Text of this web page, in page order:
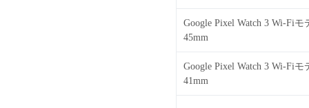
Google Pixel Watch 3 Wi-Fiモ
45mm
Google Pixel Watch 3 Wi-Fiモ
41mm